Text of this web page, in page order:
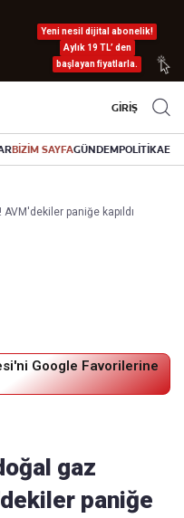
Yeni nesil dijital abonelik!
Aylık 19 TL’ den
başlayan fiyatlarla.
GİRİŞ
BİZİM SAYFAGÜNDEMPOLİTİKA
paniğe kapıldı
Google Favorilerine
gaz
paniğe